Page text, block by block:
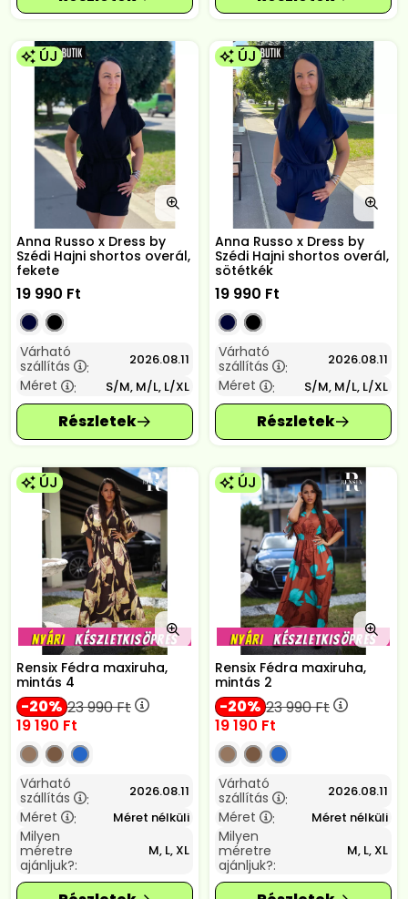
ÚJ
Anna Russo x Dress by
Szédi Hajni shortos overál,
fekete
19 990 Ft
Várható
szállítás
: 2026.08.11
Méret : S/M, M/L, L/XL
ÚJ
Anna Russo x Dress by
Szédi Hajni shortos overál,
sötétkék
19 990 Ft
Várható
szállítás
: 2026.08.11
Méret : S/M, M/L, L/XL
ÚJ
Rensix Fédra maxiruha,
mintás 4
20 23 990Ft
19 190 Ft
Várható
szállítás
: 2026.08.11
Méret : Méret nélküli
Milyen
méretre
ajánljuk?:
M, L, XL
ÚJ
Rensix Fédra maxiruha,
mintás 2
20 23 990Ft
19 190 Ft
Várható
szállítás
: 2026.08.11
Méret : Méret nélküli
Milyen
méretre
ajánljuk?:
M, L, XL